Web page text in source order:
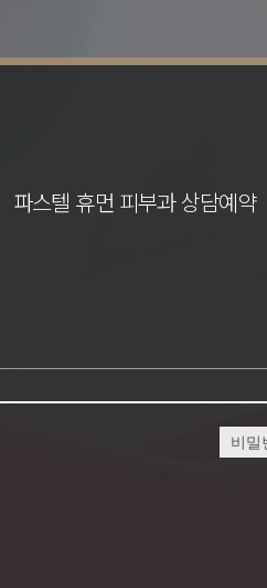
파스텔 휴먼 피부과 상담예약
비밀